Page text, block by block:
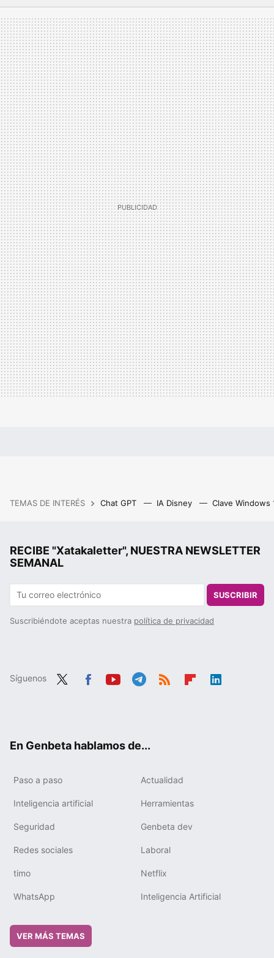
FACEBOOK
TWITTERFLIPBOARD
E-
MAIL
WHATSAPP
TEMAS DE INTERÉS Chat GPT IA Disney Clave Windows
RECIBE "Xatakaletter", NUESTRA NEWSLETTER
SEMANAL
SUSCRIBIR
Suscribiéndote aceptas nuestra política de privacidad
Síguenos
En Genbeta hablamos de...
Paso a paso Actualidad
Inteligencia artificial Herramientas
Seguridad Genbeta dev
Redes sociales Laboral
timo Netflix
WhatsApp Inteligencia Artificial
VER MÁS TEMAS